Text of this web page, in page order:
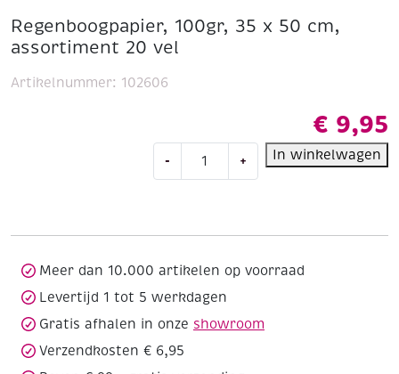
Regenboogpapier, 100gr, 35 x 50 cm,
assortiment 20 vel
€ 9,95
-
assortiment
aantal
+ In winkelwagen
Artikelnummer: 102606
Meer dan 10.000 artikelen op voorraad
Levertijd 1 tot 5 werkdagen
Gratis afhalen in onze showroom
Verzendkosten € 6,95